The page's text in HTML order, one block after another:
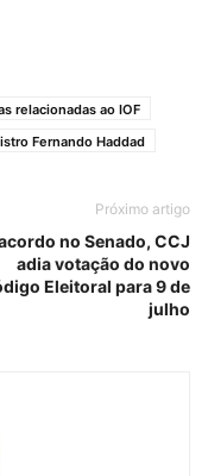
relacionadas ao IOF
Fernando Haddad
Próximo artigo
no Senado, CCJ
adia votação do novo
Eleitoral para 9 de
julho